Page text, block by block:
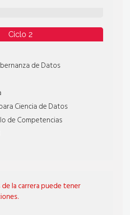
Ciclo 2
de Datos
Ciencia de Datos
de Competencias
la carrera puede tener